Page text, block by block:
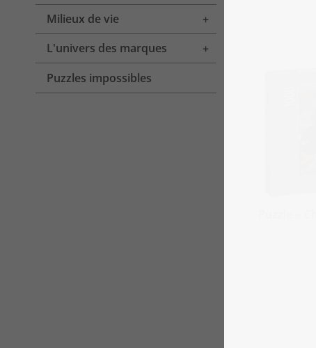
Milieux de vie
Toggle menu
L'univers des marques
Toggle menu
Puzzles impossibles